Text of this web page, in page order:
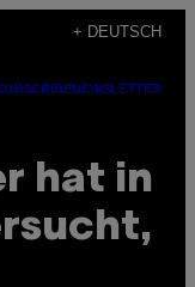
+ DEUTSCH
NEWSLETTER
hat in